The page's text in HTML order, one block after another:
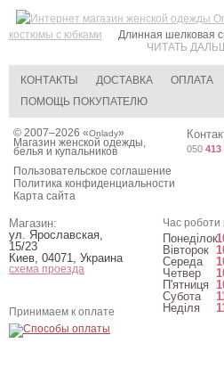
ЧИТАТЬ
костюмы с юбками
Длинная шелковая
КОНТАКТЫ ДОСТАВКА ОПЛАТА
ПОМОЩЬ ПОКУПАТЕЛЮ
© 2007–2026 «Onlady»
Магазин женской одежды,
белья и купальников
Пользовательское соглашение
Политика конфиденциальности
Карта сайта
050 413
Магазин:
ул. Ярославская,
15/23
Киев 04071 Украина
схема проезда
Час роботи
Понеділок
Вівторок
Середа
Четвер
П'ятниця
Субота
Неділя
Принимаем к оплате